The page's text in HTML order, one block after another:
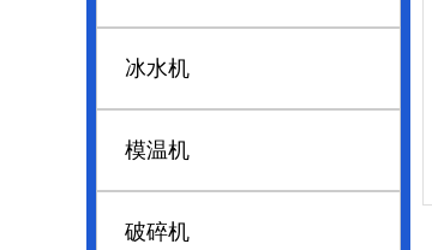
冰水机
模温机
破碎机